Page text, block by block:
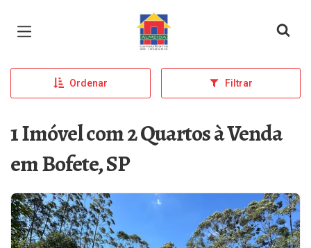
Página inicial
Ordenar Filtrar
1 Imóvel com 2 Quartos à Venda
em Bofete, SP